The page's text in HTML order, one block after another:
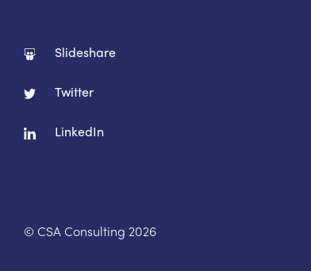
Slideshare
Twitter
LinkedIn
© CSA Consulting 2026